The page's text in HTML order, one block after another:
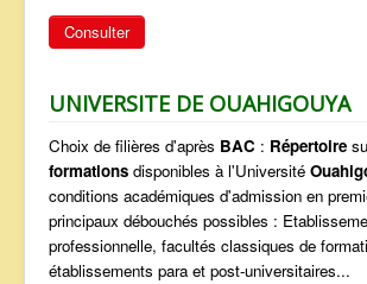
Consulter
UNIVERSITE DE OUAHIGOUYA
Choix de filières d'après BAC : Répertoire
formations disponibles à l'Université
conditions académiques d'admission en
principaux débouchés possibles :
professionnelle, facultés classiques de
établissements para et post-universitaires...